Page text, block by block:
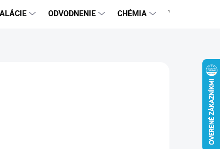
ODVODNENIE CHÉMIA VEREJNÝ